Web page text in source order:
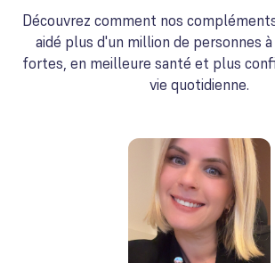
Découvrez comment nos
aidé plus d'un million de personnes
fortes, en meilleure santé et plus
vie quotidienne.